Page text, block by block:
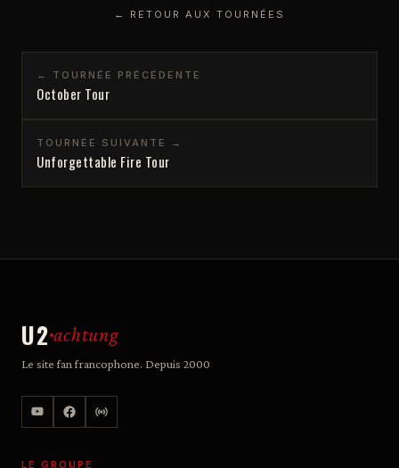
← RETOUR AUX TOURNÉES
← TOURNÉE PRÉCÉDENTE
October Tour
TOURNÉE SUIVANTE →
Unforgettable Fire Tour
U2 achtung
Le site fan francophone. Depuis 2000
LE GROUPE